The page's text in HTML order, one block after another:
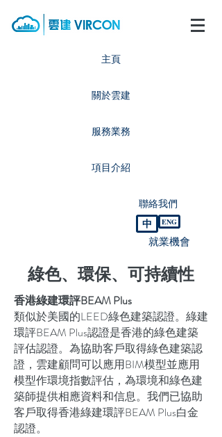
主頁
關於雲建
服務業務
項目介紹
聯絡我們
就業機會
中 ENG
綠色、環保、可持續性
香港綠建環評BEAM Plus
類似於美國的LEED綠色建築認證。綠建
環評BEAM Plus認證是香港的綠色建築
評估認證。為協助客戶取得綠色建築認
證，雲建顧問可以應用BIM模型並應用
模型作環境指數評估，為環境和綠色建
築師提供相應資料和信息。我們已協助
客戶取得香港綠建環評BEAM Plus白金
認證。